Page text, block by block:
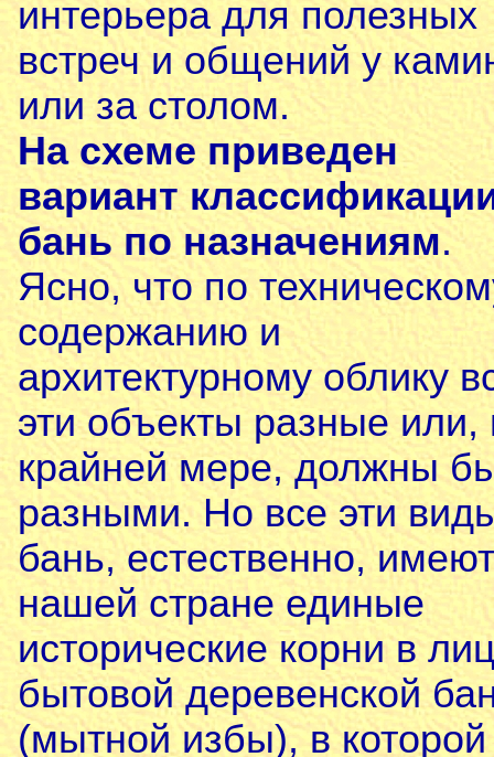
интерьера для полезных
встреч и общений у
или за столом.
На схеме приведен
вариант
бань по назначениям.
Ясно, что по
содержанию и
архитектурному облику
эти объекты разные или,
крайней мере, должны
разными. Но все эти
бань, естественно,
нашей стране единые
исторические корни в
бытовой деревенской
(мытной избы), в которой